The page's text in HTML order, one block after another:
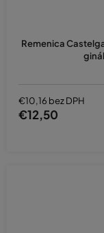
Remenica
€10,16 bez DPH
€12,50